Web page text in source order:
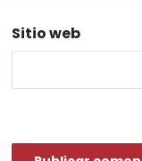
Sitio web